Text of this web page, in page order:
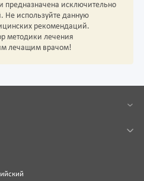
предназначена исключительно
Не используйте данную
рекомендаций.
методики лечения
лечащим врачом!